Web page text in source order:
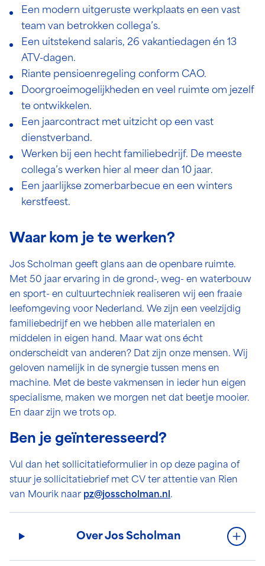
Een modern uitgeruste werkplaats en een vast
team van betrokken collega’s.
Een uitstekend salaris, 26 vakantiedagen én 13
ATV-dagen.
Riante pensioenregeling conform CAO.
Doorgroeimogelijkheden en veel ruimte om jezelf
te ontwikkelen.
Een jaarcontract met uitzicht op een vast
dienstverband.
Werken bij een hecht familiebedrijf. De meeste
collega’s werken hier al meer dan 10 jaar.
Een jaarlijkse zomerbarbecue en een winters
kerstfeest.
Waar kom je te werken?
Jos Scholman geeft glans aan de openbare ruimte.
Met 50 jaar ervaring in de grond-, weg- en waterbouw
en sport- en cultuurtechniek realiseren wij een fraaie
leefomgeving voor Nederland. We zijn een veelzijdig
familiebedrijf en we hebben alle materialen en
middelen in eigen hand. Maar wat ons écht
onderscheidt van anderen? Dat zijn onze mensen. Wij
geloven namelijk in de synergie tussen mens en
machine. Met de beste vakmensen in ieder hun eigen
specialisme, maken we morgen net dat beetje mooier.
En daar zijn we trots op.
Ben je geïnteresseerd?
Vul dan het sollicitatieformulier in op deze pagina of
stuur je sollicitatiebrief met CV ter attentie van Rien
van Mourik naar pz@josscholman.nl.
Over Jos Scholman